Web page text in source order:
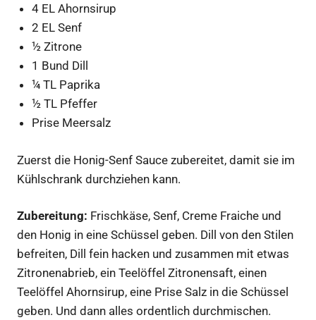
4 EL Ahornsirup
2 EL Senf
½ Zitrone
1 Bund Dill
¼ TL Paprika
½ TL Pfeffer
Prise Meersalz
Zuerst die Honig-Senf Sauce zubereitet, damit sie im
Kühlschrank durchziehen kann.
Zubereitung: Frischkäse, Senf, Creme Fraiche und
den Honig in eine Schüssel geben. Dill von den Stilen
befreiten, Dill fein hacken und zusammen mit etwas
Zitronenabrieb, ein Teelöffel Zitronensaft, einen
Teelöffel Ahornsirup, eine Prise Salz in die Schüssel
geben. Und dann alles ordentlich durchmischen.